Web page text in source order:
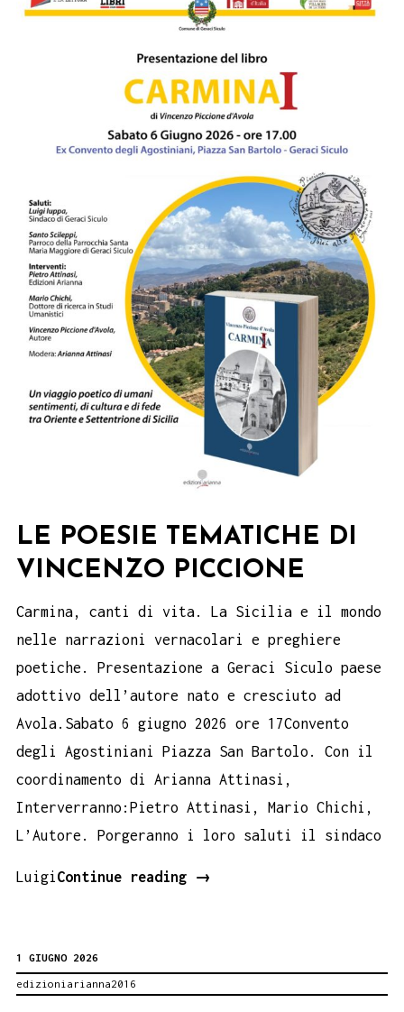
Vincenzo
LE POESIE TEMATICHE DI
VINCENZO PICCIONE
Carmina, canti di vita. La Sicilia e il mondo
nelle narrazioni vernacolari e preghiere
poetiche. Presentazione a Geraci Siculo paese
adottivo dell’autore nato e cresciuto ad
Avola.Sabato 6 giugno 2026 ore 17Convento
degli Agostiniani Piazza San Bartolo. Con il
coordinamento di Arianna Attinasi,
Interverranno:Pietro Attinasi, Mario Chichi,
L’Autore. Porgeranno i loro saluti il sindaco
LuigiContinue reading
Le
→
1 GIUGNO 2026
edizioniarianna2016